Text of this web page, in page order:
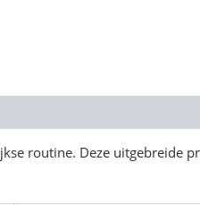
routine. Deze uitgebreide